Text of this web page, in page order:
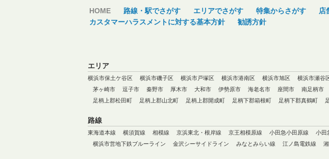
HOME 路線・駅でさがす エリアでさがす 特集からさがす 店
カスタマーハラスメントに対する基本方針
勧誘方針
エリア
横浜市保土ケ谷区 横浜市磯子区 横浜市戸塚区 横浜市港南区 横浜市旭区 横浜市瀬谷
茅ヶ崎市
逗子市 秦野市 厚木市 大和市 伊勢原市 海老名市 座間市 南足柄市
足柄上郡松田町
足柄上郡山北町 足柄上郡開成町 足柄下郡箱根町 足柄下郡真鶴町
路線
東海道本線 横須賀線 相模線 京浜東北・根岸線 京王相模原線 小田急小田原線 小田
横浜市営地下鉄ブルーライン
金沢シーサイドライン みなとみらい線 江ノ島電鉄線